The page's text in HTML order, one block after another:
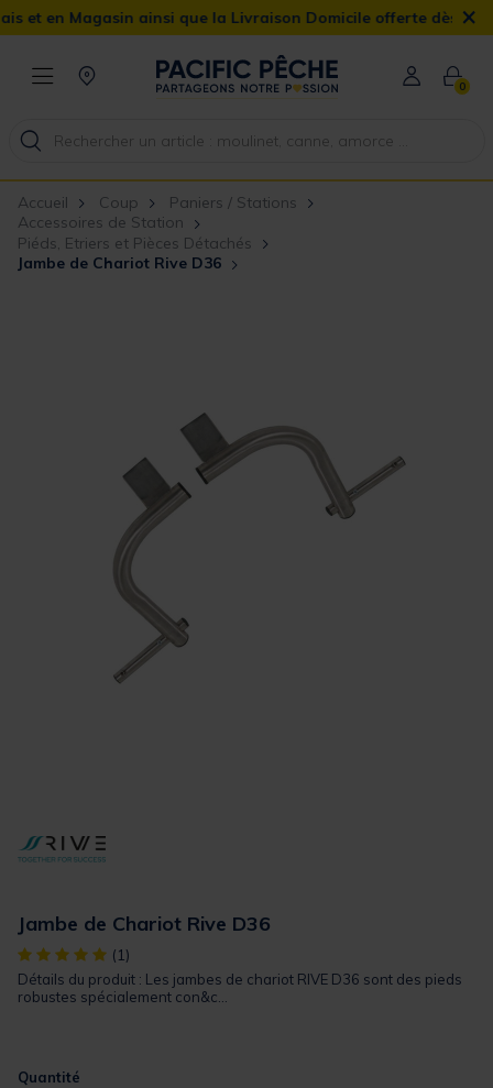
Magasin ainsi que la Livraison Domicile offerte dès 90€ ×
0
Accueil Coup
Paniers / Stations
Accessoires de Station
Piéds, Etriers et Pièces Détachés
Jambe de Chariot Rive D36
Jambe de Chariot Rive D36
[object Object] out of 5 Customer Rating
(1)
Détails du produit : Les jambes de chariot RIVE D36 sont des pieds
robustes spécialement con&c...
Quantité